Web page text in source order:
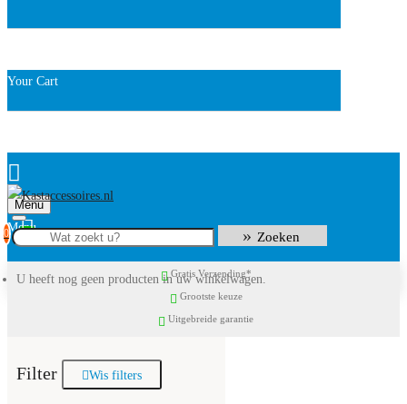
Your Cart
Menu
0
U heeft nog geen producten in uw winkelwagen.
Zoeken
Gratis Verzending*
Grootste keuze
Uitgebreide garantie
Filter Wis filters